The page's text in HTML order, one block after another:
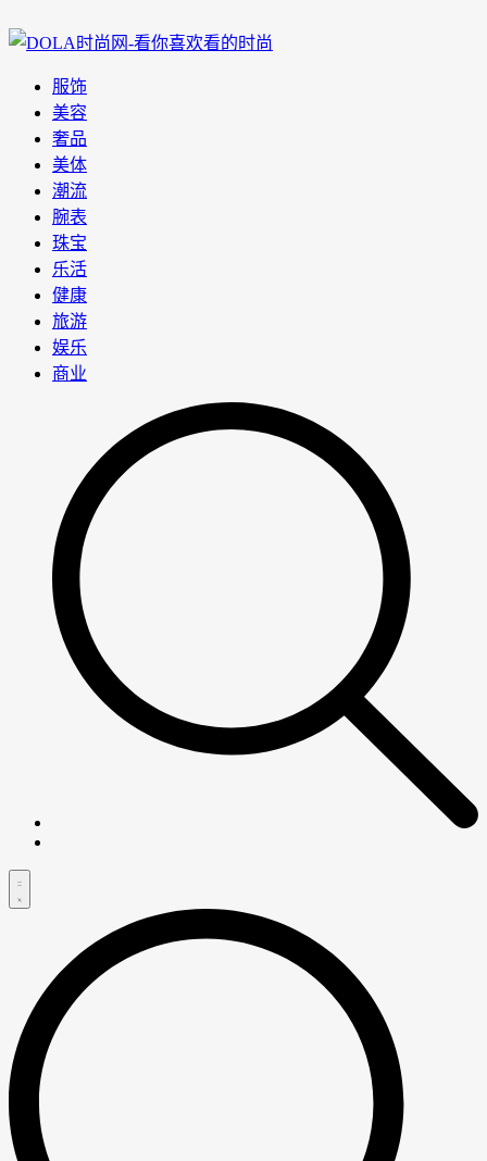
服饰
美容
奢品
美体
潮流
腕表
珠宝
乐活
健康
旅游
娱乐
商业